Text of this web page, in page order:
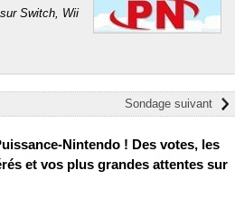
Switch, Wii
Sondage suivant
Nintendo ! Des votes, les
et vos plus grandes attentes sur